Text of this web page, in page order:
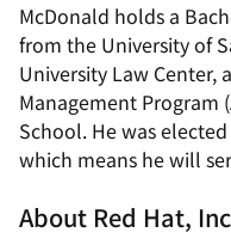
McDonald holds a
from the University of
University Law Center,
Management Program
School. He was
which means he will
About Red Hat,